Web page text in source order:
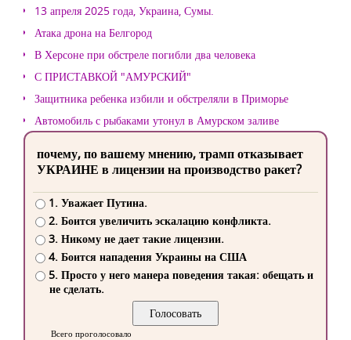
13 апреля 2025 года, Украина, Сумы.
Атака дрона на Белгород
В Херсоне при обстреле погибли два человека
С ПРИСТАВКОЙ "АМУРСКИЙ"
Защитника ребенка избили и обстреляли в Приморье
Автомобиль с рыбаками утонул в Амурском заливе
почему, по вашему мнению, трамп отказывает
УКРАИНЕ в лицензии на производство ракет?
1. Уважает Путина.
2. Боится увеличить эскалацию конфликта.
3. Никому не дает такие лицензии.
4. Боится нападения Украины на США
5. Просто у него манера поведения такая: обещать и
не сделать.
Всего проголосовало